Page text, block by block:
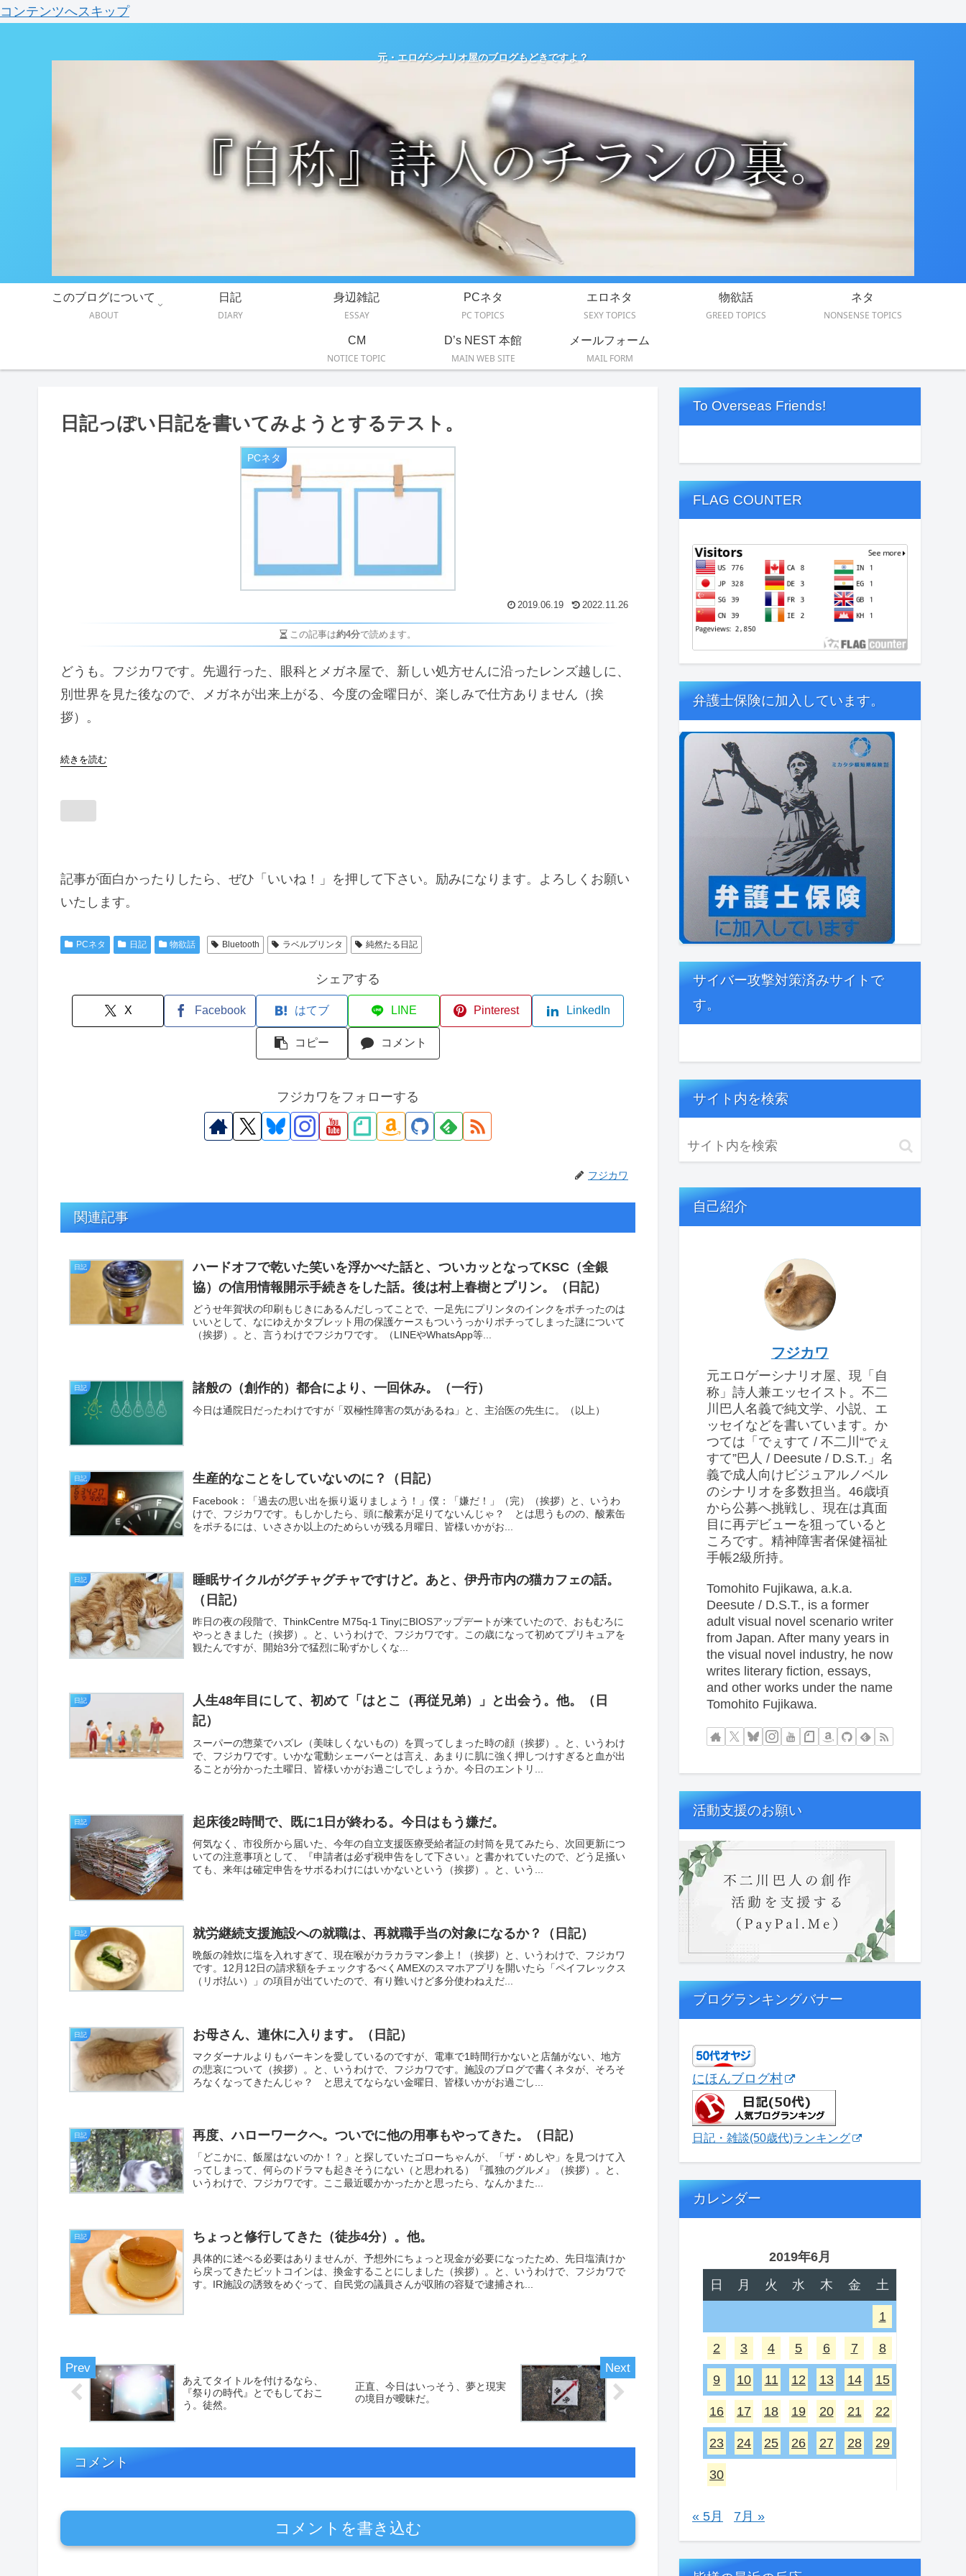
コンテンツへスキップ
元・エロゲシナリオ屋のブログもどきですよ？
このブログについて
ABOUT
日記
DIARY
身辺雑記
ESSAY
PCネタ
PC TOPICS
エロネタ
SEXY TOPICS
物欲話
GREED TOPICS
ネタ
NONSENSE TOPICS
CM
NOTICE TOPIC
D’s NEST 本館
MAIN WEB SITE
メールフォーム
MAIL FORM
日記っぽい日記を書いてみようとするテスト。
PCネタ
2019.06.19 2022.11.26
この記事は約4分で読めます。
どうも。フジカワです。先週行った、眼科とメガネ屋で、新しい処方せんに沿ったレンズ越しに、
別世界を見た後なので、メガネが出来上がる、今度の金曜日が、楽しみで仕方ありません（挨
拶）。
続きを読む
記事が面白かったりしたら、ぜひ「いいね！」を押して下さい。励みになります。よろしくお願い
いたします。
PCネタ 日記 物欲話 Bluetooth ラベルプリンタ 純然たる日記
シェアする
X Facebook はてブ LINE Pinterest LinkedIn
コピー コメント
フジカワをフォローする
フジカワ
関連記事
日記
ハードオフで乾いた笑いを浮かべた話と、ついカッとなってKSC（全銀
協）の信用情報開示手続きをした話。後は村上春樹とプリン。（日記）
どうせ年賀状の印刷もじきにあるんだしってことで、一足先にプリンタのインクをポチったのは
いいとして、なにゆえかタブレット用の保護ケースもついうっかりポチってしまった謎について
（挨拶）。と、言うわけでフジカワです。（LINEやWhatsApp等...
日記 諸般の（創作的）都合により、一回休み。（一行）
今日は通院日だったわけですが「双極性障害の気があるね」と、主治医の先生に。（以上）
日記 生産的なことをしていないのに？（日記）
Facebook：「過去の思い出を振り返りましょう！」僕：「嫌だ！」（完）（挨拶）と、いうわ
けで、フジカワです。もしかしたら、頭に酸素が足りてないんじゃ？ とは思うものの、酸素缶
をポチるには、いささか以上のためらいが残る月曜日、皆様いかがお...
日記
睡眠サイクルがグチャグチャですけど。あと、伊丹市内の猫カフェの話。
（日記）
昨日の夜の段階で、ThinkCentre M75q-1 TinyにBIOSアップデートが来ていたので、おもむろに
やっときました（挨拶）。と、いうわけで、フジカワです。この歳になって初めてプリキュアを
観たんですが、開始3分で猛烈に恥ずかしくな...
日記
人生48年目にして、初めて「はとこ（再従兄弟）」と出会う。他。（日
記）
スーパーの惣菜でハズレ（美味しくないもの）を買ってしまった時の顔（挨拶）。と、いうわけ
で、フジカワです。いかな電動シェーバーとは言え、あまりに肌に強く押しつけすぎると血が出
ることが分かった土曜日、皆様いかがお過ごしでしょうか。今日のエントリ...
日記 起床後2時間で、既に1日が終わる。今日はもう嫌だ。
何気なく、市役所から届いた、今年の自立支援医療受給者証の封筒を見てみたら、次回更新につ
いての注意事項として、『申請者は必ず税申告をして下さい』と書かれていたので、どう足掻い
ても、来年は確定申告をサボるわけにはいかないという（挨拶）。と、いう...
日記 就労継続支援施設への就職は、再就職手当の対象になるか？（日記）
晩飯の雑炊に塩を入れすぎて、現在喉がカラカラマン参上！（挨拶）と、いうわけで、フジカワ
です。12月12日の請求額をチェックするべくAMEXのスマホアプリを開いたら「ペイフレックス
（リボ払い）」の項目が出ていたので、有り難いけど多分使わねえだ...
日記 お母さん、連休に入ります。（日記）
マクダーナルよりもバーキンを愛しているのですが、電車で1時間行かないと店舗がない、地方
の悲哀について（挨拶）。と、いうわけで、フジカワです。施設のブログで書くネタが、そろそ
ろなくなってきたんじゃ？ と思えてならない金曜日、皆様いかがお過ごし...
日記 再度、ハローワークへ。ついでに他の用事もやってきた。（日記）
「どこかに、飯屋はないのか！？」と探していたゴローちゃんが、「ザ・めしや」を見つけて入
ってしまって、何らのドラマも起きそうにない（と思われる）『孤独のグルメ』（挨拶）。と、
いうわけで、フジカワです。ここ最近暖かかったかと思ったら、なんかまた...
日記 ちょっと修行してきた（徒歩4分）。他。
具体的に述べる必要はありませんが、予想外にちょっと現金が必要になったため、先日塩漬けか
ら戻ってきたビットコインは、換金することにしました（挨拶）。と、いうわけで、フジカワで
す。IR施設の誘致をめぐって、自民党の議員さんが収賄の容疑で逮捕され...
あえてタイトルを付けるなら、
『祭りの時代』とでもしておこ
う。徒然。
正直、今日はいっそう、夢と現実
の境目が曖昧だ。
コメント
コメントを書き込む
To Overseas Friends!
FLAG COUNTER
弁護士保険に加入しています。
サイバー攻撃対策済みサイトで
す。
サイト内を検索
自己紹介
フジカワ
元エロゲーシナリオ屋、現「自
称」詩人兼エッセイスト。不二
川巴人名義で純文学、小説、エ
ッセイなどを書いています。か
つては「でぇすて / 不二川“でぇ
すて”巴人 / Deesute / D.S.T.」名
義で成人向けビジュアルノベル
のシナリオを多数担当。46歳頃
から公募へ挑戦し、現在は真面
目に再デビューを狙っていると
ころです。精神障害者保健福祉
手帳2級所持。
Tomohito Fujikawa, a.k.a.
Deesute / D.S.T., is a former
adult visual novel scenario writer
from Japan. After many years in
the visual novel industry, he now
writes literary fiction, essays,
and other works under the name
Tomohito Fujikawa.
活動支援のお願い
ブログランキングバナー
にほんブログ村
日記・雑談(50歳代)ランキング
カレンダー
2019年6月
日
月 火 水 木 金 土
1
2 3 4 5 6 7 8
9 10 11 12 13 14 15
16 17 18 19 20 21 22
23 24 25 26 27 28 29
30
« 5月 7月 »